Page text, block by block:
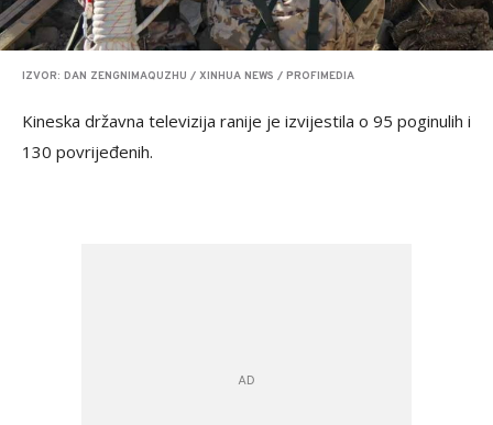
IZVOR: DAN ZENGNIMAQUZHU / XINHUA NEWS / PROFIMEDIA
Kineska državna televizija ranije je izvijestila o 95 poginulih i
130 povrijeđenih.